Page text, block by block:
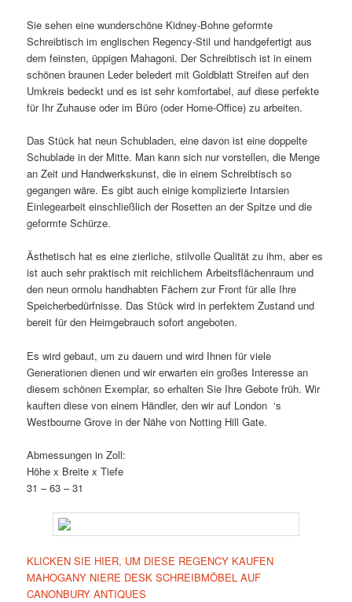
Sie sehen eine wunderschöne Kidney-Bohne geformte
Schreibtisch im englischen Regency-Stil und handgefertigt aus
dem feinsten, üppigen Mahagoni. Der Schreibtisch ist in einem
schönen braunen Leder beledert mit Goldblatt Streifen auf den
Umkreis bedeckt und es ist sehr komfortabel, auf diese perfekte
für Ihr Zuhause oder im Büro (oder Home-Office) zu arbeiten.
Das Stück hat neun Schubladen, eine davon ist eine doppelte
Schublade in der Mitte. Man kann sich nur vorstellen, die Menge
an Zeit und Handwerkskunst, die in einem Schreibtisch so
gegangen wäre. Es gibt auch einige komplizierte Intarsien
Einlegearbeit einschließlich der Rosetten an der Spitze und die
geformte Schürze.
Ästhetisch hat es eine zierliche, stilvolle Qualität zu ihm, aber es
ist auch sehr praktisch mit reichlichem Arbeitsflächenraum und
den neun ormolu handhabten Fächern zur Front für alle Ihre
Speicherbedürfnisse. Das Stück wird in perfektem Zustand und
bereit für den Heimgebrauch sofort angeboten.
Es wird gebaut, um zu dauern und wird Ihnen für viele
Generationen dienen und wir erwarten ein großes Interesse an
diesem schönen Exemplar, so erhalten Sie Ihre Gebote früh. Wir
kauften diese von einem Händler, den wir auf London ‘s
Westbourne Grove in der Nähe von Notting Hill Gate.
Abmessungen in Zoll:
Höhe x Breite x Tiefe
31 – 63 – 31
KLICKEN SIE HIER, UM DIESE REGENCY KAUFEN
MAHOGANY NIERE DESK SCHREIBMÖBEL AUF
CANONBURY ANTIQUES